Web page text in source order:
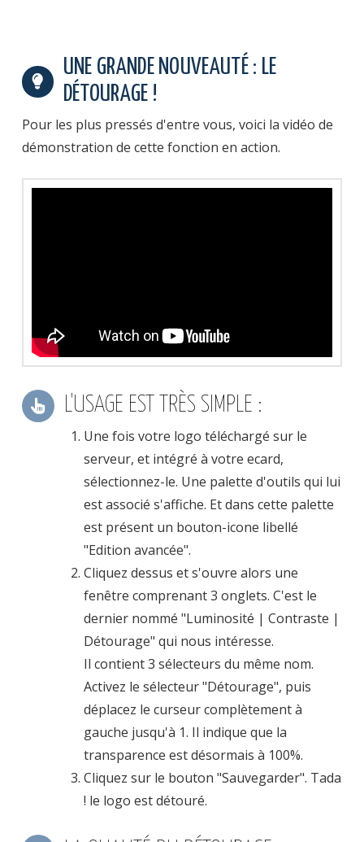
UNE GRANDE NOUVEAUTÉ : LE
DÉTOURAGE !
Pour les plus pressés d'entre vous, voici la vidéo de
démonstration de cette fonction en action.
L'USAGE EST TRÈS SIMPLE :
Une fois votre logo téléchargé sur le
serveur, et intégré à votre ecard,
sélectionnez-le. Une palette d'outils qui lui
est associé s'affiche. Et dans cette palette
est présent un bouton-icone libellé
"Edition avancée".
Cliquez dessus et s'ouvre alors une
fenêtre comprenant 3 onglets. C'est le
dernier nommé "Luminosité | Contraste |
Détourage" qui nous intéresse.
Il contient 3 sélecteurs du même nom.
Activez le sélecteur "Détourage", puis
déplacez le curseur complètement à
gauche jusqu'à 1. Il indique que la
transparence est désormais à 100%.
Cliquez sur le bouton "Sauvegarder". Tada
! le logo est détouré.